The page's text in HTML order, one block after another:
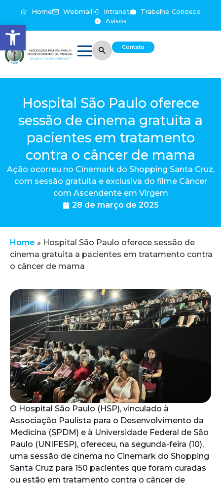
Abrir a barra de ferramentas
Home Webmail Intranet
Trabalhe Conosco
Avisos
Contato
Hospital São Paulo oferece
sessão de cinema gratuita a
pacientes em tratamento
contra o câncer de mama
Ação ocorreu no Cinemark do Shopping Santa Cruz,
com sessão gratuita e exclusiva do filme Câncer
com Ascendente em Virgem
28 de março de 2025
Home » Hospital São Paulo oferece sessão de
cinema gratuita a pacientes em tratamento contra
o câncer de mama
O Hospital São Paulo (HSP), vinculado à
Associação Paulista para o Desenvolvimento da
Medicina (SPDM) e à Universidade Federal de São
Paulo (UNIFESP), ofereceu, na segunda-feira (10),
uma sessão de cinema no Cinemark do Shopping
Santa Cruz para 150 pacientes que foram curadas
ou estão em tratamento contra o câncer de